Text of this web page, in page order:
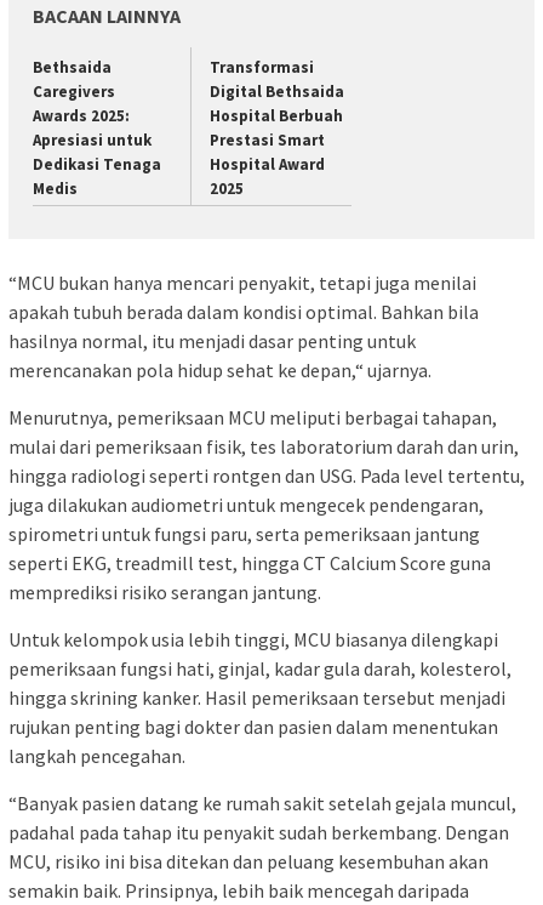
BACAAN LAINNYA
Bethsaida
Caregivers
Awards 2025:
Apresiasi untuk
Dedikasi Tenaga
Medis
Transformasi
Digital Bethsaida
Hospital Berbuah
Prestasi Smart
Hospital Award
2025
“MCU bukan hanya mencari penyakit, tetapi juga menilai
apakah tubuh berada dalam kondisi optimal. Bahkan bila
hasilnya normal, itu menjadi dasar penting untuk
merencanakan pola hidup sehat ke depan,“ ujarnya.
Menurutnya, pemeriksaan MCU meliputi berbagai tahapan,
mulai dari pemeriksaan fisik, tes laboratorium darah dan urin,
hingga radiologi seperti rontgen dan USG. Pada level tertentu,
juga dilakukan audiometri untuk mengecek pendengaran,
spirometri untuk fungsi paru, serta pemeriksaan jantung
seperti EKG, treadmill test, hingga CT Calcium Score guna
memprediksi risiko serangan jantung.
Untuk kelompok usia lebih tinggi, MCU biasanya dilengkapi
pemeriksaan fungsi hati, ginjal, kadar gula darah, kolesterol,
hingga skrining kanker. Hasil pemeriksaan tersebut menjadi
rujukan penting bagi dokter dan pasien dalam menentukan
langkah pencegahan.
“Banyak pasien datang ke rumah sakit setelah gejala muncul,
padahal pada tahap itu penyakit sudah berkembang. Dengan
MCU, risiko ini bisa ditekan dan peluang kesembuhan akan
semakin baik. Prinsipnya, lebih baik mencegah daripada